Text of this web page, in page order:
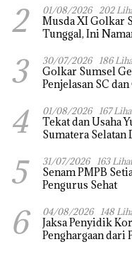
2 01/08/2026 202
Musda XI Golkar
Tunggal, Ini
3 30/07/2026 186
Golkar Sumsel
Penjelasan SC dan
4 01/08/2026 167
Tekat dan Usaha Yusuf Malaya Harumkan Nama
Sumatera
5 31/07/2026 163 Lihat
Senam PMPB
Pengurus Sehat
6 04/08/2026 148
Jaksa Penyidik
Penghargaan dari